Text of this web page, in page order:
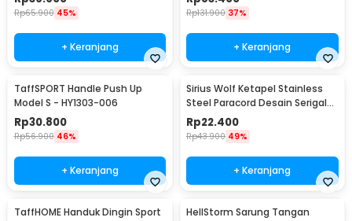
Rp65.900 45%
+ Keranjang
Rp131.900 37%
+ Keranjang
TaffSPORT Handle Push Up
Model S - HY1303-006
Rp30.800
Rp56.900 46%
+ Keranjang
Sirius Wolf Ketapel Stainless
Steel Paracord Desain Serigala
- HW-GJ049
Rp22.400
Rp43.900 49%
+ Keranjang
TaffHOME Handuk Dingin Sport
HellStorm Sarung Tangan